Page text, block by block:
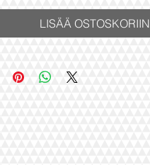
LISÄÄ OSTOSKORIIN